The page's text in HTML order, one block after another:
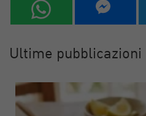
Ultime pubblicazioni